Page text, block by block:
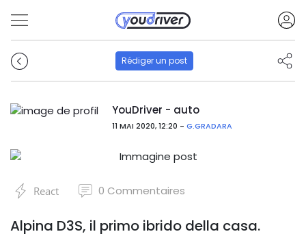
Rédiger un post
YouDriver - auto
11 MAI 2020, 12:20 - G.GRADARA
React 0 Commentaires
Alpina D3S, il primo ibrido della casa.